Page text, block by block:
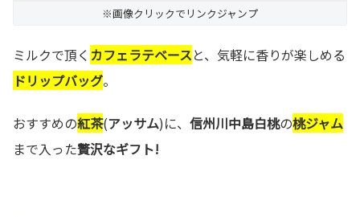
※画像クリックでリンクジャンプ
ミルクで頂く カフェラテベースと、気軽に香りが楽しめる
ドリップバッグ。
おすすめの紅茶(アッサム)に、 信州川中島白桃の桃ジャム
まで入った贅沢なギフト!